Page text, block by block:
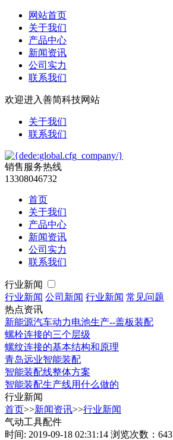
网站首页
关于我们
产品中心
新闻资讯
公司实力
联系我们
欢迎进入善简科技网站
关于我们
联系我们
销售服务热线
13308046732
首页
关于我们
产品中心
新闻资讯
公司实力
联系我们
行业新闻
行业新闻 公司新闻 行业新闻 常见问题
热点资讯
新能源汽车动力电池生产--盖板装配
螺栓连接的三个层级
螺纹连接的基本结构和原理
青岛远业智能装配
智能装配线整体方案
智能装配生产线用什么做的
行业新闻
首页>>新闻资讯>>行业新闻
气动工具配件
时间: 2019-09-18 02:31:14 浏览次数：643